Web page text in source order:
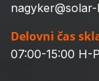
Delovni čas
07:00-15:00 H-